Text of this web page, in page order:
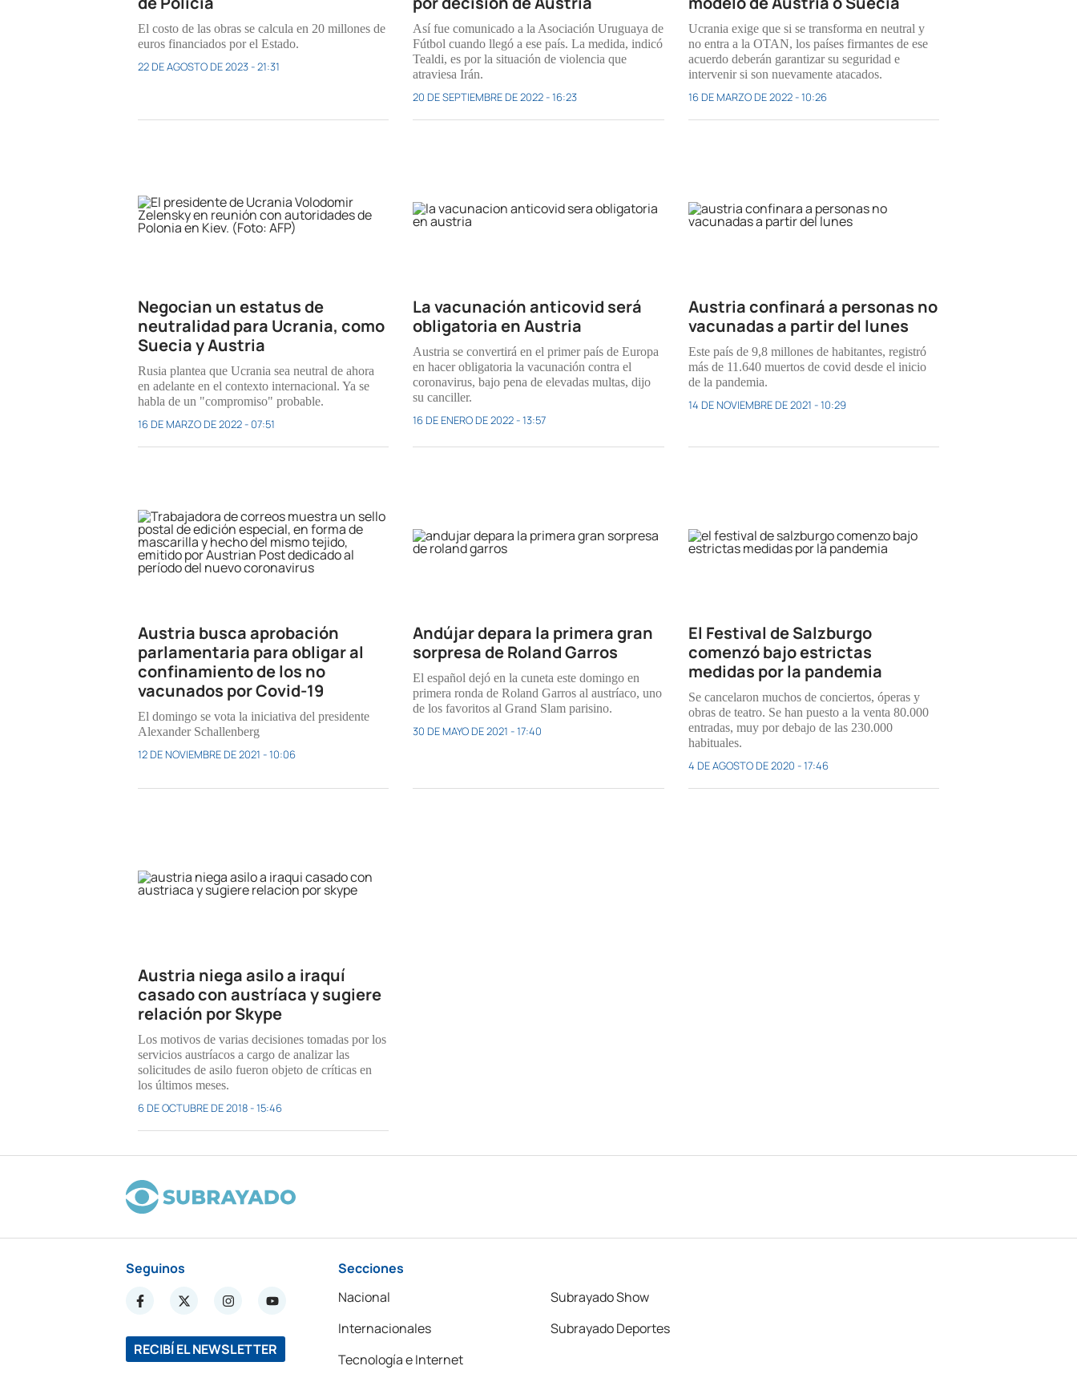
El costo de las obras se calcula en 20 millones de
euros financiados por el Estado.
22 DE AGOSTO DE 2023 - 21:31
Así fue comunicado a la Asociación Uruguaya de
Fútbol cuando llegó a ese país. La medida, indicó
Tealdi, es por la situación de violencia que
atraviesa Irán.
20 DE SEPTIEMBRE DE 2022 - 16:23
Ucrania exige que si se transforma en neutral y
no entra a la OTAN, los países firmantes de ese
acuerdo deberán garantizar su seguridad e
intervenir si son nuevamente atacados.
16 DE MARZO DE 2022 - 10:26
Negocian un estatus de
neutralidad para Ucrania, como
Suecia y Austria
Rusia plantea que Ucrania sea neutral de ahora
en adelante en el contexto internacional. Ya se
habla de un "compromiso" probable.
16 DE MARZO DE 2022 - 07:51
La vacunación anticovid será
obligatoria en Austria
Austria se convertirá en el primer país de Europa
en hacer obligatoria la vacunación contra el
coronavirus, bajo pena de elevadas multas, dijo
su canciller.
16 DE ENERO DE 2022 - 13:57
Austria confinará a personas no
vacunadas a partir del lunes
Este país de 9,8 millones de habitantes, registró
más de 11.640 muertos de covid desde el inicio
de la pandemia.
14 DE NOVIEMBRE DE 2021 - 10:29
Austria busca aprobación
parlamentaria para obligar al
confinamiento de los no
vacunados por Covid-19
El domingo se vota la iniciativa del presidente
Alexander Schallenberg
12 DE NOVIEMBRE DE 2021 - 10:06
Andújar depara la primera gran
sorpresa de Roland Garros
El español dejó en la cuneta este domingo en
primera ronda de Roland Garros al austríaco, uno
de los favoritos al Grand Slam parisino.
30 DE MAYO DE 2021 - 17:40
El Festival de Salzburgo
comenzó bajo estrictas
medidas por la pandemia
Se cancelaron muchos de conciertos, óperas y
obras de teatro. Se han puesto a la venta 80.000
entradas, muy por debajo de las 230.000
habituales.
4 DE AGOSTO DE 2020 - 17:46
Austria niega asilo a iraquí
casado con austríaca y sugiere
relación por Skype
Los motivos de varias decisiones tomadas por los
servicios austríacos a cargo de analizar las
solicitudes de asilo fueron objeto de críticas en
los últimos meses.
6 DE OCTUBRE DE 2018 - 15:46
Seguinos
RECIBÍ EL NEWSLETTER
Secciones
Nacional
Internacionales
Tecnología e Internet
Subrayado Show
Subrayado Deportes